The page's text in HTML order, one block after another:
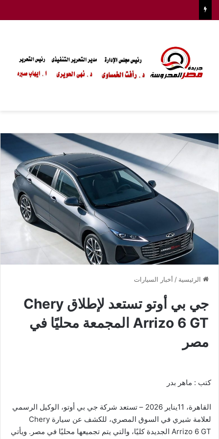
الرئيسية / أخبار السيارات
جي بي أوتو تستعد لإطلاق Chery
Arrizo 6 GT المجمعة محليًا في
مصر
كتب : ماهر بدر
القاهرة، 11يناير 2026 – تستعد شركة جي بي أوتو، الوكيل الرسمي
لعلامة شيري في السوق المصري، للكشف عن سيارة Chery
Arrizo 6 GT الجديدة كليًا، والتي يتم تجميعها محليًا في مصر. ويأتي